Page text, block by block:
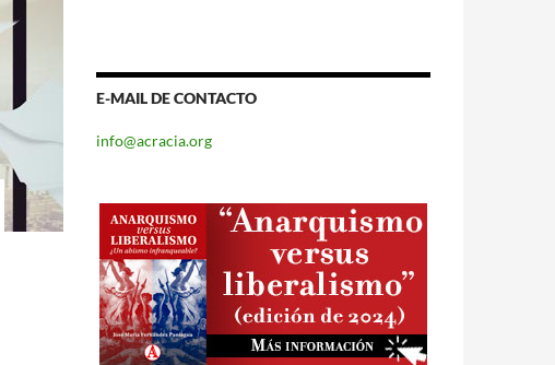
E-MAIL DE CONTACTO
info@acracia.org